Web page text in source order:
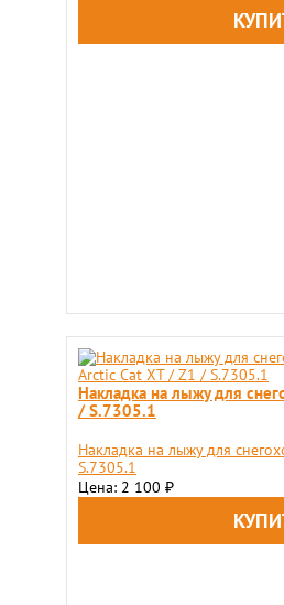
Накладка на лыжу для
/ S.7305.1
Накладка на лыжу для
S.7305.1
Цена: 2 100 ₽